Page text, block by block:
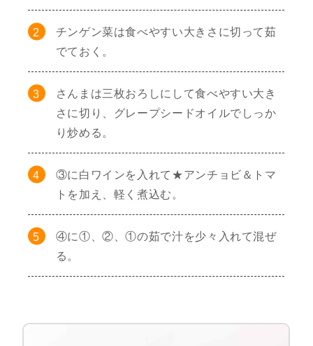
チンゲン菜は食べやすい大きさに切って茹
でておく。
さんまは三枚おろしにして食べやすい大き
さに切り、グレープシードオイルでしっか
り炒める。
③に白ワインを入れて★アンチョビ＆トマ
トを加え、軽く煮込む。
④に①、②、①の茹で汁を少々入れて混ぜ
る。